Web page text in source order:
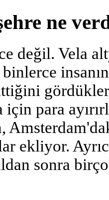
ne
değil. Vela
insanın
para
ekliyor.
sonra